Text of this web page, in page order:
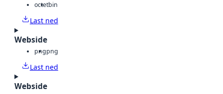
octetbin
Last ned
Webside
pngpng
Last ned
Webside